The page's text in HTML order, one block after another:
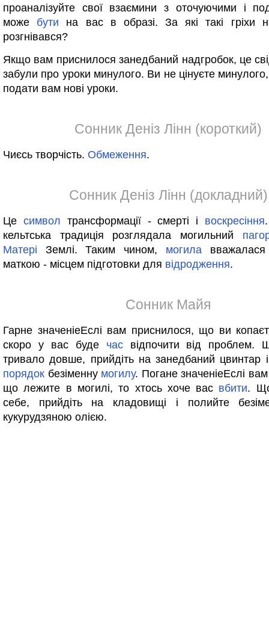
проаналізуйте свої взаємини з оточуючими і
може бути на вас в образі. За які такі гріхи
розгнівався?
Якщо вам приснилося занедбаний надгробок, це
забули про уроки минулого. Ви не цінуєте
подати вам нові уроки.
Сонник Деніз Лінн (короткий)
Чиєсь творчість. Обмеження.
Сонник Деніз Лінн (докладний)
Це символ трансформації - смерті і воскресіння
кельтська традиція розглядала могильний
Матері Землі. Таким чином, могилавважалася
маткою - місцем підготовки для відродження.
Сонник Майя
Гарне значеніеЕслі вам приснилося, що ви
скоро у вас буде часвідпочити від
тривало довше, прийдіть на занедбаний цвинтар
порядок безіменну могилу. Погане значеніеЕслі
що лежите в могилі, то хтось хоче вас вбити.
себе, прийдіть на кладовищі і полийте
кукурудзяною олією.